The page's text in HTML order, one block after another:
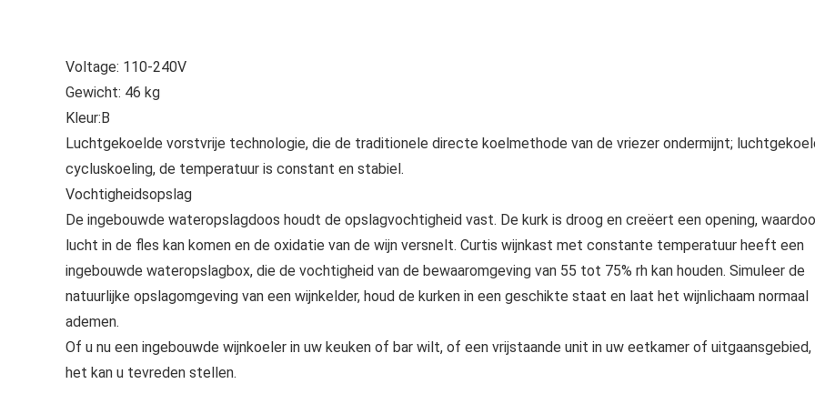
Voltage: 110-240V
Gewicht: 46 kg
Kleur:B
Luchtgekoelde vorstvrije technologie, die de traditionele directe koelmethode van de vriezer ondermijnt;
cycluskoeling, de temperatuur is constant en stabiel.
Vochtigheidsopslag
De ingebouwde wateropslagdoos houdt de opslagvochtigheid vast. De kurk is droog en creëert een opening,
lucht in de fles kan komen en de oxidatie van de wijn versnelt. Curtis wijnkast met constante temperatuur heeft een
ingebouwde wateropslagbox, die de vochtigheid van de bewaaromgeving van 55 tot 75% rh kan houden. Simuleer de
natuurlijke opslagomgeving van een wijnkelder, houd de kurken in een geschikte staat en laat het wijnlichaam normaal
ademen.
Of u nu een ingebouwde wijnkoeler in uw keuken of bar wilt, of een vrijstaande unit in uw eetkamer of uitgaansgebied,
het kan u tevreden stellen.